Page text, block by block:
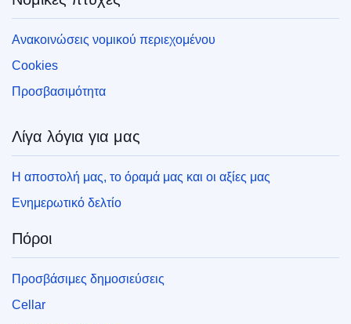
Ανακοινώσεις νομικού περιεχομένου
Cookies
Προσβασιμότητα
Λίγα λόγια για μας
Η αποστολή μας, το όραμά μας και οι αξίες μας
Ενημερωτικό δελτίο
Πόροι
Προσβάσιμες δημοσιεύσεις
Cellar